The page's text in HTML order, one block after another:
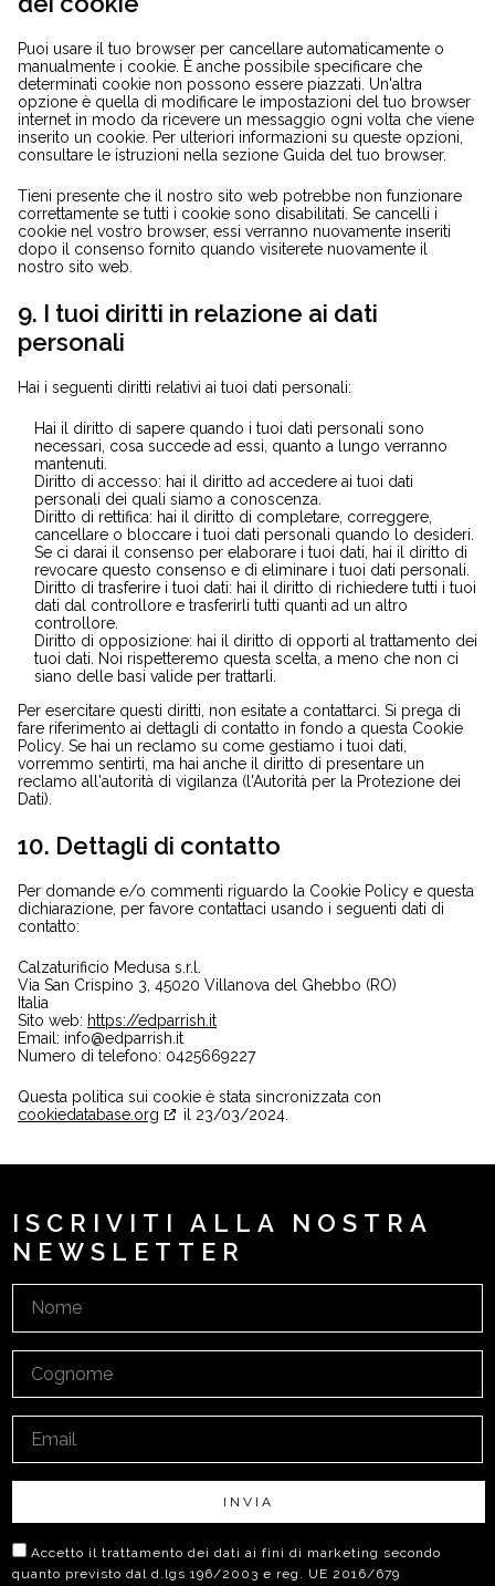
Puoi usare il tuo browser per cancellare automaticamente o
manualmente i cookie. È anche possibile specificare che
determinati cookie non possono essere piazzati. Un'altra
opzione è quella di modificare le impostazioni del tuo browser
internet in modo da ricevere un messaggio ogni volta che viene
inserito un cookie. Per ulteriori informazioni su queste opzioni,
consultare le istruzioni nella sezione Guida del tuo browser.
Tieni presente che il nostro sito web potrebbe non funzionare
correttamente se tutti i cookie sono disabilitati. Se cancelli i
cookie nel vostro browser, essi verranno nuovamente inseriti
dopo il consenso fornito quando visiterete nuovamente il
nostro sito web.
9. I tuoi diritti in relazione ai dati
personali
Hai i seguenti diritti relativi ai tuoi dati personali:
Hai il diritto di sapere quando i tuoi dati personali sono
necessari, cosa succede ad essi, quanto a lungo verranno
mantenuti.
Diritto di accesso: hai il diritto ad accedere ai tuoi dati
personali dei quali siamo a conoscenza.
Diritto di rettifica: hai il diritto di completare, correggere,
cancellare o bloccare i tuoi dati personali quando lo desideri.
Se ci darai il consenso per elaborare i tuoi dati, hai il diritto di
revocare questo consenso e di eliminare i tuoi dati personali.
Diritto di trasferire i tuoi dati: hai il diritto di richiedere tutti i tuoi
dati dal controllore e trasferirli tutti quanti ad un altro
controllore.
Diritto di opposizione: hai il diritto di opporti al trattamento dei
tuoi dati. Noi rispetteremo questa scelta, a meno che non ci
siano delle basi valide per trattarli.
Per esercitare questi diritti, non esitate a contattarci. Si prega di
fare riferimento ai dettagli di contatto in fondo a questa Cookie
Policy. Se hai un reclamo su come gestiamo i tuoi dati,
vorremmo sentirti, ma hai anche il diritto di presentare un
reclamo all'autorità di vigilanza (l'Autorità per la Protezione dei
Dati).
10. Dettagli di contatto
Per domande e/o commenti riguardo la Cookie Policy e questa
dichiarazione, per favore contattaci usando i seguenti dati di
contatto:
Calzaturificio Medusa s.r.l.
Via San Crispino 3, 45020 Villanova del Ghebbo (RO)
Italia
Sito web: https://edparrish.it
Email: info@edparrish.it
Numero di telefono: 0425669227
Questa politica sui cookie è stata sincronizzata con
cookiedatabase.org
il 23/03/2024.
ISCRIVITI ALLA NOSTRA
NEWSLETTER
INVIA
Accetto il trattamento dei dati ai fini di marketing secondo
quanto previsto dal d.lgs 196/2003 e reg. UE 2016/679